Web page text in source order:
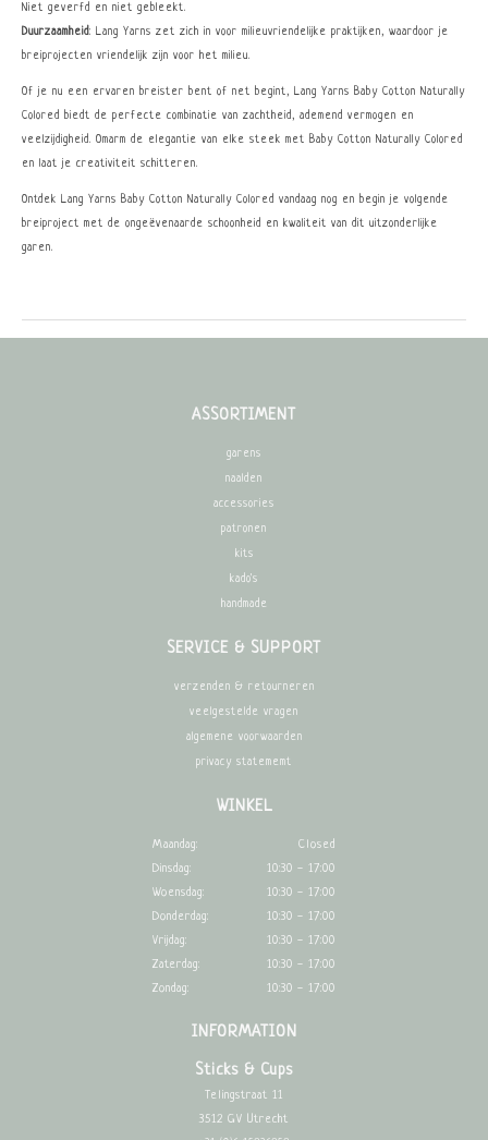
Niet geverfd en niet gebleekt.
Duurzaamheid: Lang Yarns zet zich in voor milieuvriendelijke praktijken, waardoor je
breiprojecten vriendelijk zijn voor het milieu.
Of je nu een ervaren breister bent of net begint, Lang Yarns Baby Cotton Naturally
Colored biedt de perfecte combinatie van zachtheid, ademend vermogen en
veelzijdigheid. Omarm de elegantie van elke steek met Baby Cotton Naturally Colored
en laat je creativiteit schitteren.
Ontdek Lang Yarns Baby Cotton Naturally Colored vandaag nog en begin je volgende
breiproject met de ongeëvenaarde schoonheid en kwaliteit van dit uitzonderlijke
garen.
ASSORTIMENT
garens
naalden
accessories
patronen
kits
kado's
handmade
SERVICE & SUPPORT
verzenden & retourneren
veelgestelde vragen
algemene voorwaarden
privacy statememt
WINKEL
Maandag:
Closed
Dinsdag:
10:30 - 17:00
Woensdag:
10:30 - 17:00
Donderdag:
10:30 - 17:00
Vrijdag:
10:30 - 17:00
Zaterdag:
10:30 - 17:00
Zondag:
10:30 - 17:00
INFORMATION
Sticks & Cups
Telingstraat 11
3512 GV Utrecht